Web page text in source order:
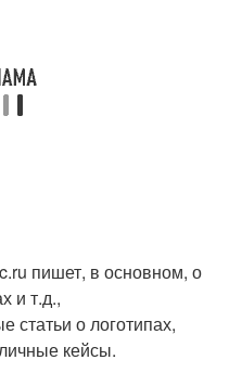
пишет, в основном, о
и т.д.,
статьи о логотипах,
кейсы.